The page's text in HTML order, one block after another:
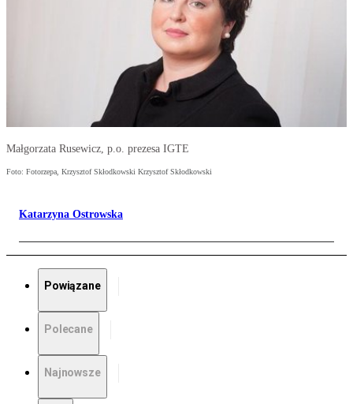
Małgorzata Rusewicz, p.o. prezesa IGTE
Foto: Fotorzepa, Krzysztof Skłodkowski Krzysztof Skłodkowski
Katarzyna Ostrowska
Powiązane
Polecane
Najnowsze